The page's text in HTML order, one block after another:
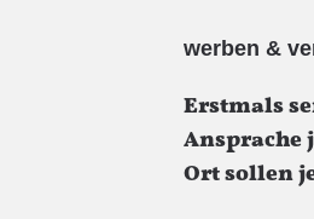
werben &
Erstmals
Ansprache
Ort sollen